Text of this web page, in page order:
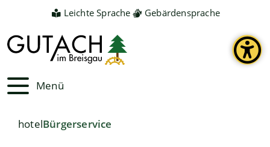
Leichte Sprache Gebärdensprache
Menü
hotelBürgerservice